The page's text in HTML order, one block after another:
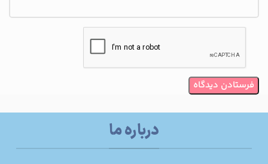
درباره ما